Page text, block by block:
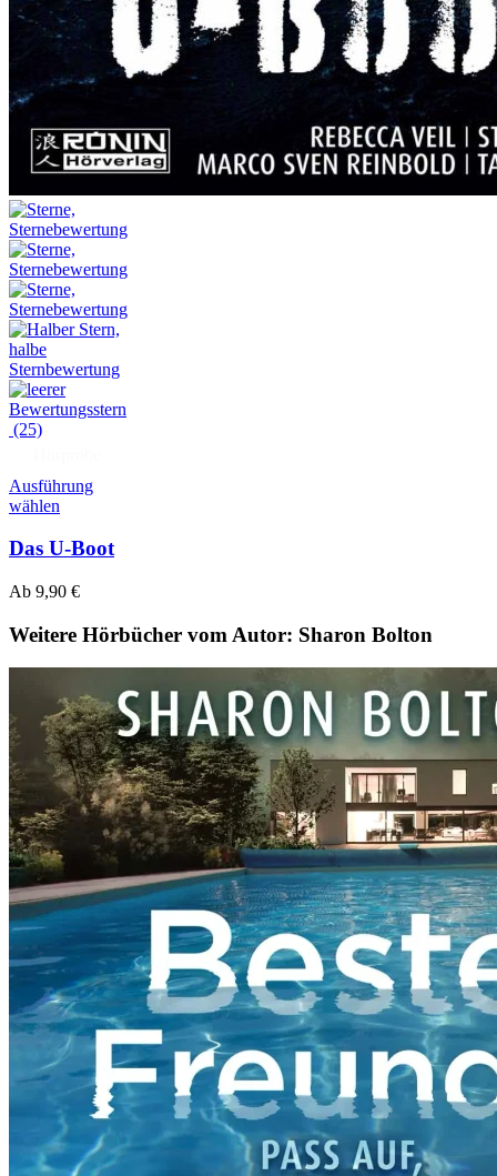
(25)
Ausführung
wählen
Das U-Boot
Ab 9,90 €
Weitere Hörbücher vom Autor: Sharon Bolton